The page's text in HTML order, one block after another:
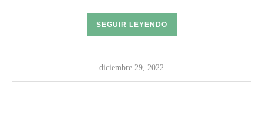
SEGUIR LEYENDO
diciembre 29, 2022